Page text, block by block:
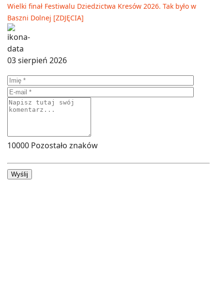
Wielki finał Festiwalu Dziedzictwa Kresów 2026. Tak było w
Baszni Dolnej [ZDJĘCIA]
03 sierpień 2026
10000 Pozostało znaków
Wyślij